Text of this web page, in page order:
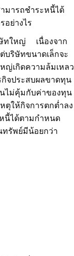
มารถชำระหนี้ได้
อย่างไร
ษัทใหญ่ เนื่องจาก
ริษัทขนาดเล็กจะ
เกิดความล้มเหลว
จประสบผลขาดทุน
ไม่คุ้มกับค่าของทุน
ห้กิจการตกต่ำลง
นี้ได้ตามกำหนด
ทรัพย์มีน้อยกว่า